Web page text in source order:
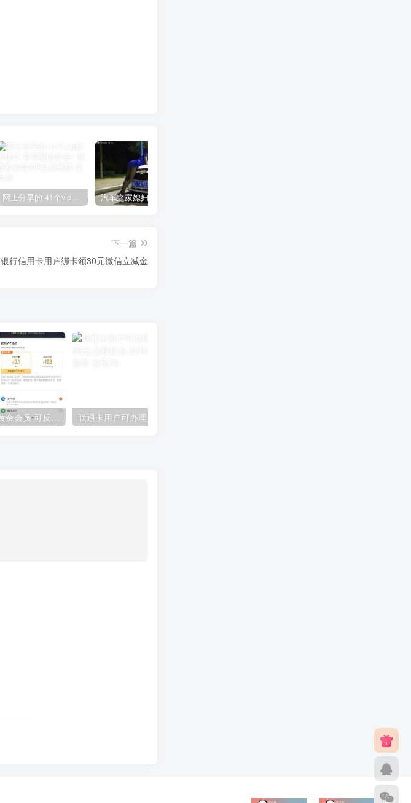
网上分享的 41个vip解析接口 有需要的拿去~ 免费看全网VIP会员视频
下一篇
行信用卡用户绑卡领30元微信立减金
0.1元开7天优酷黄金会员 可反复开通需要关闭自动续费